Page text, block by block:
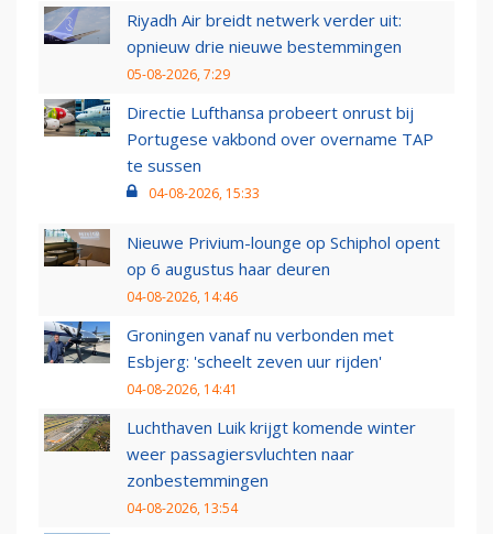
Riyadh Air breidt netwerk verder uit:
opnieuw drie nieuwe bestemmingen
05-08-2026, 7:29
Directie Lufthansa probeert onrust bij
Portugese vakbond over overname TAP
te sussen
04-08-2026, 15:33
Nieuwe Privium-lounge op Schiphol opent
op 6 augustus haar deuren
04-08-2026, 14:46
Groningen vanaf nu verbonden met
Esbjerg: 'scheelt zeven uur rijden'
04-08-2026, 14:41
Luchthaven Luik krijgt komende winter
weer passagiersvluchten naar
zonbestemmingen
04-08-2026, 13:54